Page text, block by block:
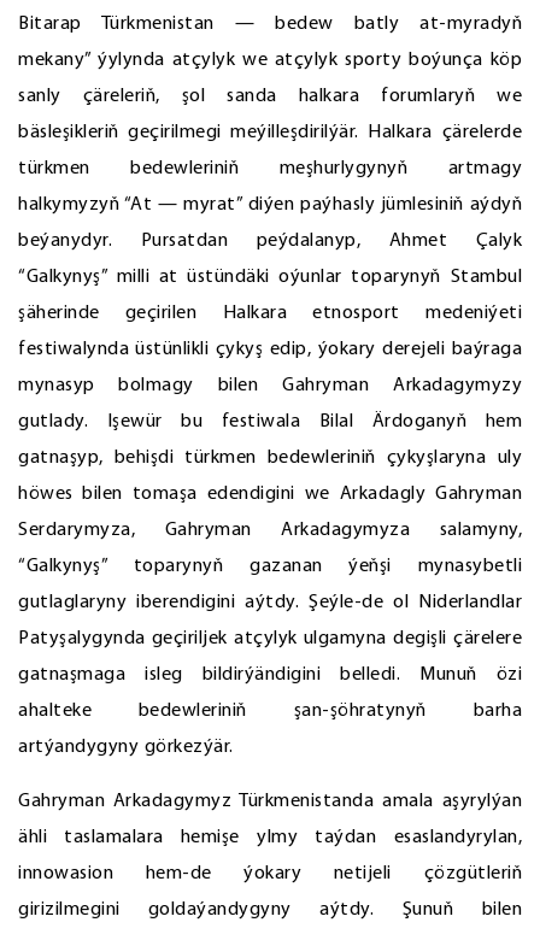
Bitarap Türkmenistan — bedew batly at-myradyň
mekany” ýylynda atçylyk we atçylyk sporty boýunça köp
sanly çäreleriň, şol sanda halkara forumlaryň we
bäsleşikleriň geçirilmegi meýilleşdirilýär. Halkara çärelerde
türkmen bedewleriniň meşhurlygynyň artmagy
halkymyzyň “At — myrat” diýen paýhasly jümlesiniň aýdyň
beýanydyr. Pursatdan peýdalanyp, Ahmet Çalyk
“Galkynyş” milli at üstündäki oýunlar toparynyň Stambul
şäherinde geçirilen Halkara etnosport medeniýeti
festiwalynda üstünlikli çykyş edip, ýokary derejeli baýraga
mynasyp bolmagy bilen Gahryman Arkadagymyzy
gutlady. Işewür bu festiwala Bilal Ärdoganyň hem
gatnaşyp, behişdi türkmen bedewleriniň çykyşlaryna uly
höwes bilen tomaşa edendigini we Arkadagly Gahryman
Serdarymyza, Gahryman Arkadagymyza salamyny,
“Galkynyş” toparynyň gazanan ýeňşi mynasybetli
gutlaglaryny iberendigini aýtdy. Şeýle-de ol Niderlandlar
Patyşalygynda geçiriljek atçylyk ulgamyna degişli çärelere
gatnaşmaga isleg bildirýändigini belledi. Munuň özi
ahalteke bedewleriniň şan-şöhratynyň barha
artýandygyny görkezýär.
Gahryman Arkadagymyz Türkmenistanda amala aşyrylýan
ähli taslamalara hemişe ylmy taýdan esaslandyrylan,
innowasion hem-de ýokary netijeli çözgütleriň
girizilmegini goldaýandygyny aýtdy. Şunuň bilen